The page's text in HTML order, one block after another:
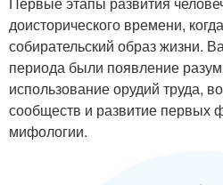
доисторического времени,
собирательский образ жизни.
периода были появление
использование орудий труда,
сообществ и развитие первых
мифологии.